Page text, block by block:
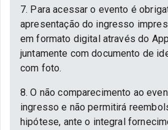
7. Para acessar o evento é
apresentação do ingresso
em formato digital através do
juntamente com documento de
com foto.
8. O não comparecimento ao
ingresso e não permitirá
hipótese, ante o integral